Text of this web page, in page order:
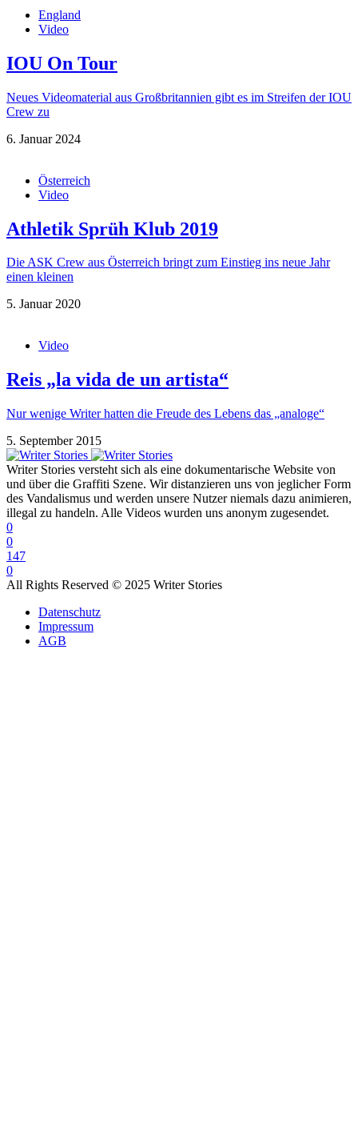
England
Video
IOU On Tour
Neues Videomaterial aus Großbritannien gibt es im Streifen der IOU
Crew zu
6. Januar 2024
Österreich
Video
Athletik Sprüh Klub 2019
Die ASK Crew aus Österreich bringt zum Einstieg ins neue Jahr
einen kleinen
5. Januar 2020
Video
Reis „la vida de un artista“
Nur wenige Writer hatten die Freude des Lebens das „analoge“
5. September 2015
Writer Stories versteht sich als eine dokumentarische Website von
und über die Graffiti Szene. Wir distanzieren uns von jeglicher Form
des Vandalismus und werden unsere Nutzer niemals dazu animieren,
illegal zu handeln. Alle Videos wurden uns anonym zugesendet.
0
0
147
0
All Rights Reserved © 2025 Writer Stories
Datenschutz
Impressum
AGB